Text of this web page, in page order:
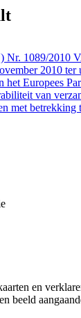
1089/2010
2010 ter
Europees
van
met
en
beeld